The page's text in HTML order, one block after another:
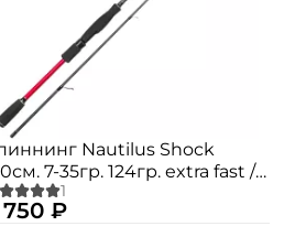
Nautilus Shock
7-35гр. 124гр. extra fast /
702MH
₽
Придумайте пароль: *
Заполняя данную форму
обработку персональных
Создать
У меня уже